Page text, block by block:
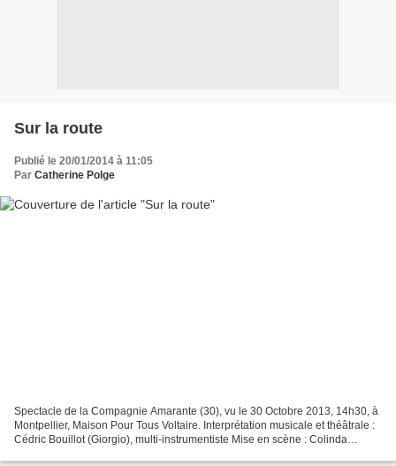
Sur la route
Publié le 20/01/2014 à 11:05
Par Catherine Polge
Spectacle de la Compagnie Amarante (30), vu le 30 Octobre 2013, 14h30, à
Montpellier, Maison Pour Tous Voltaire. Interprétation musicale et théâtrale :
Cédric Bouillot (Giorgio), multi-instrumentiste Mise en scène : Colinda